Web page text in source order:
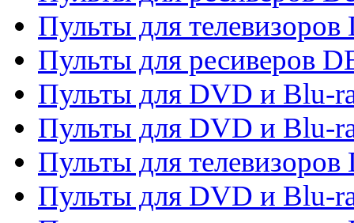
Пульты для телевизоров
Пульты для ресиверов
Пульты для DVD и Blu-
Пульты для DVD и Blu-
Пульты для
Пульты для DVD и Blu-